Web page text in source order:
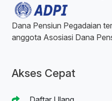
Dana Pensiun Pegadaian
anggota Asosiasi Dana
Akses Cepat